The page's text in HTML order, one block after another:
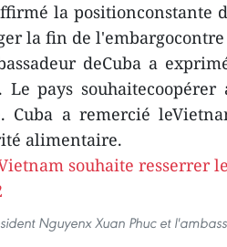
la positionconstante
la fin de l'embargocontre
deCuba a
Le pays
Cuba a remercié
alimentaire.
Nguyenx Xuan Phuc et